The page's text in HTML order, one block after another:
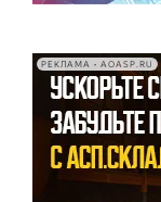
РЕКЛАМА • AOASP.RU